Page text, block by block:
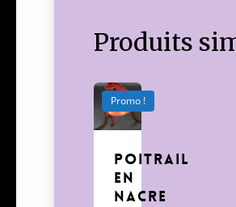
Produits
Promo !
poitrail
en
nacre